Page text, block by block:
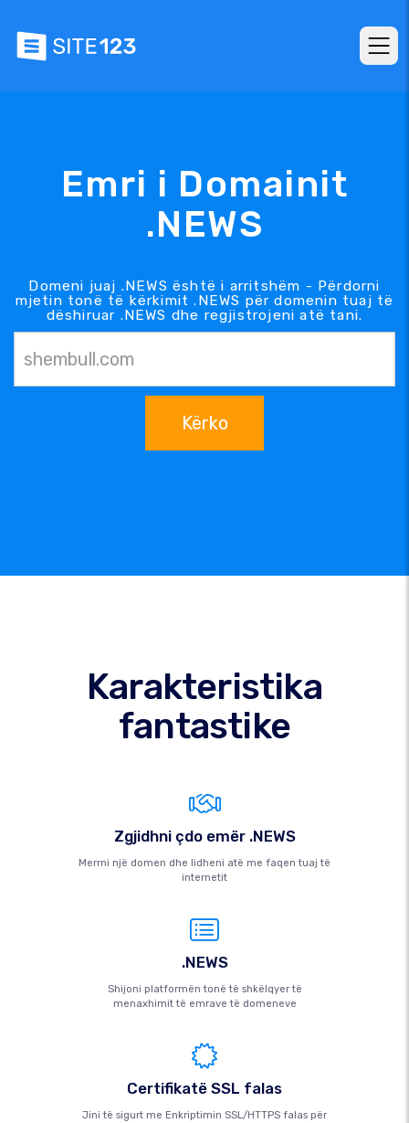
Emri i Domainit
.NEWS
Domeni juaj .NEWS është i arritshëm - Përdorni
mjetin tonë të kërkimit .NEWS për domenin tuaj të
dëshiruar .NEWS dhe regjistrojeni atë tani.
Kërko
Karakteristika
fantastike
Zgjidhni çdo emër .NEWS
Merrni një domen dhe lidheni atë me faqen tuaj të
internetit
.NEWS
Shijoni platformën tonë të shkëlqyer të
menaxhimit të emrave të domeneve
Certifikatë SSL falas
Jini të sigurt me Enkriptimin SSL/HTTPS falas për